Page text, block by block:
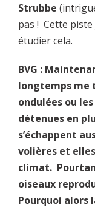
Strubbe
pas ! Cette
étudier cela.
BVG :
longtemps me
ondulées ou
détenues en
s’échappent
volières et
climat.
oiseaux
Pourquoi alors